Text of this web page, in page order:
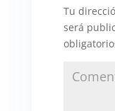
Tu
será